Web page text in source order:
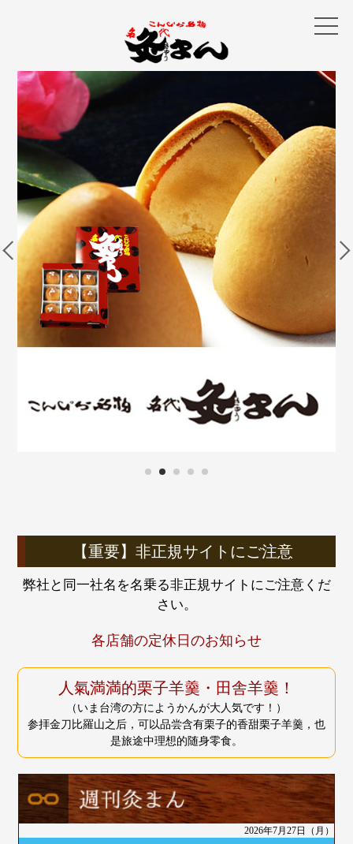
1 2 3 4 5
【重要】非正規サイトにご注意
弊社と同一社名を名乗る非正規サイトにご注意くだ
さい。
各店舗の定休日のお知らせ
人氣満満的栗子羊羹・田舎羊羹！
（いま台湾の方にようかんが大人気です！）
参拝金刀比羅山之后，可以品尝含有栗子的香甜栗子羊羹，也
是旅途中理想的随身零食。
2026年7月27日（月）